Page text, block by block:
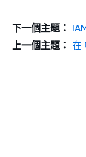
下一個主題：
上一個主題： 在